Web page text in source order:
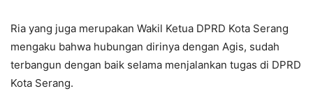
Ria yang juga merupakan Wakil Ketua DPRD Kota Serang
mengaku bahwa hubungan dirinya dengan Agis, sudah
terbangun dengan baik selama menjalankan tugas di DPRD
Kota Serang.